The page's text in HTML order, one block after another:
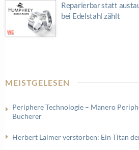
Reparierbar statt
bei Edelstahl zählt
MEISTGELESEN
Periphere Technologie – Manero
Bucherer
Herbert Laimer verstorben: Ein Titan